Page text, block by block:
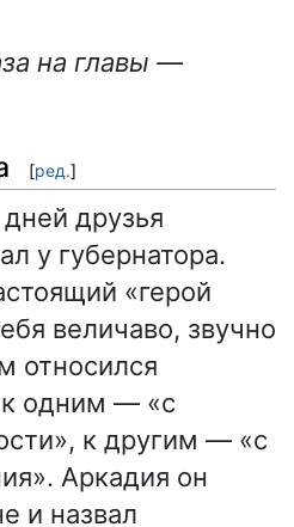
на главы —
[ред.]
друзья
у губернатора.
«герой
величаво, звучно
относился
к одним — «с
к другим — «с
Аркадия он
и назвал